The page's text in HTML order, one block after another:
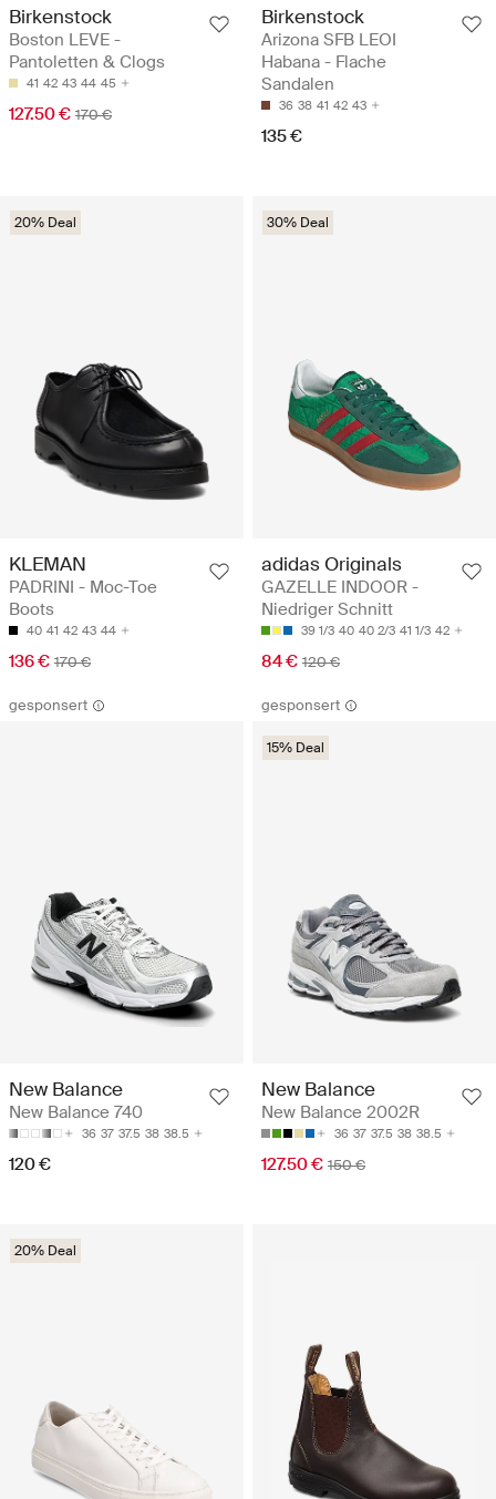
Birkenstock
Boston LEVE -
Pantoletten & Clogs
41 42 43 44 45
127.50 € 170 €
Birkenstock
Arizona SFB LEOI
Habana - Flache
Sandalen
36 38 41 42 43
135 €
20% Deal
KLEMAN
PADRINI - Moc-Toe
Boots
40 41 42 43 44
136 € 170 €
30% Deal
adidas Originals
GAZELLE INDOOR -
Niedriger Schnitt
39 1/3 40 40 2/3 41 1/3 42
84 € 120 €
gesponsert
New Balance
New Balance 740
36 37 37.5 38 38.5
120 €
gesponsert
15% Deal
New Balance
New Balance 2002R
36 37 37.5 38 38.5
127.50 € 150 €
20% Deal